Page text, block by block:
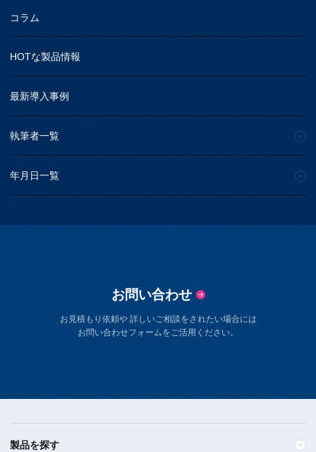
コラム
HOTな製品情報
最新導入事例
執筆者一覧
年月日一覧
お問い合わせ
お見積もり依頼や 詳しいご相談をされたい場合には
お問い合わせフォームをご活用ください。
製品を探す